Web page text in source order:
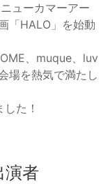
ューカマーアー
「HALO」を始動
、muque、luv
場を熱気で満たし
た！
演者